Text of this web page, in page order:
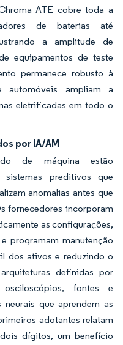
ATE cobre toda a
de baterias até
a amplitude de
equipamentos de teste
permanece robusto à
ampliam a
eletrificadas em todo o
por IA/AM
de máquina estão
sistemas preditivos que
anomalias antes que
fornecedores incorporam
as configurações,
programam manutenção
dos ativos e reduzindo o
definidas por
fontes e
neurais que aprendem as
adotantes relatam
dígitos, um benefício